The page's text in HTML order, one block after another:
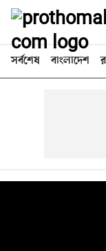
সর্বশেষ বাংলাদেশ